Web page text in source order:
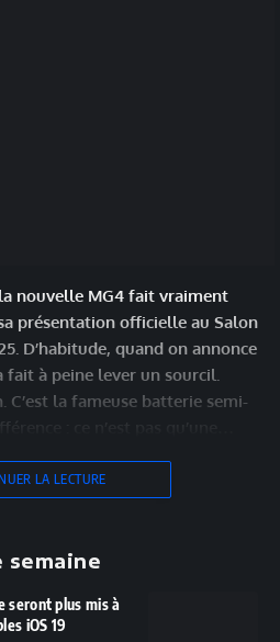
nouvelle MG4 fait vraiment
présentation officielle au Salon
D’habitude, quand on annonce
à peine lever un sourcil.
C’est la fameuse batterie semi-
LA LECTURE
semaine
seront plus mis à
iOS 19